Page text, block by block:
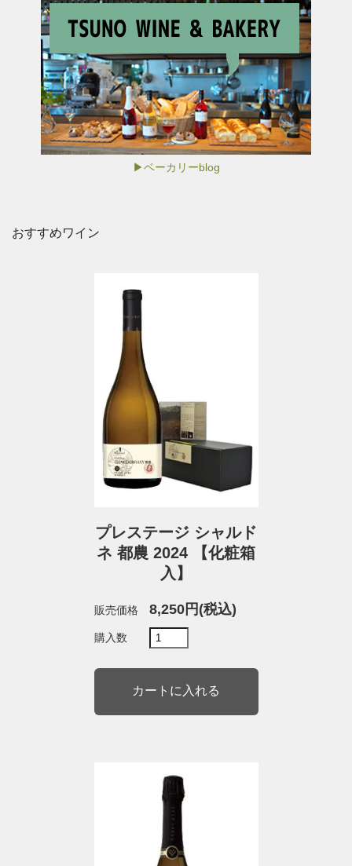
▶ベーカリーblog
おすすめワイン
プレステージ シャルド
ネ 都農 2024 【化粧箱
入】
販売価格 8,250円(税込)
購入数